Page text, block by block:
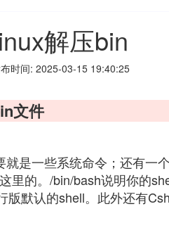
解压bin
时间: 2025-03-15 19:40:25
文件
是一些系统命令；还有一
里的。/bin/bash说明你的
默认的shell。此外还有